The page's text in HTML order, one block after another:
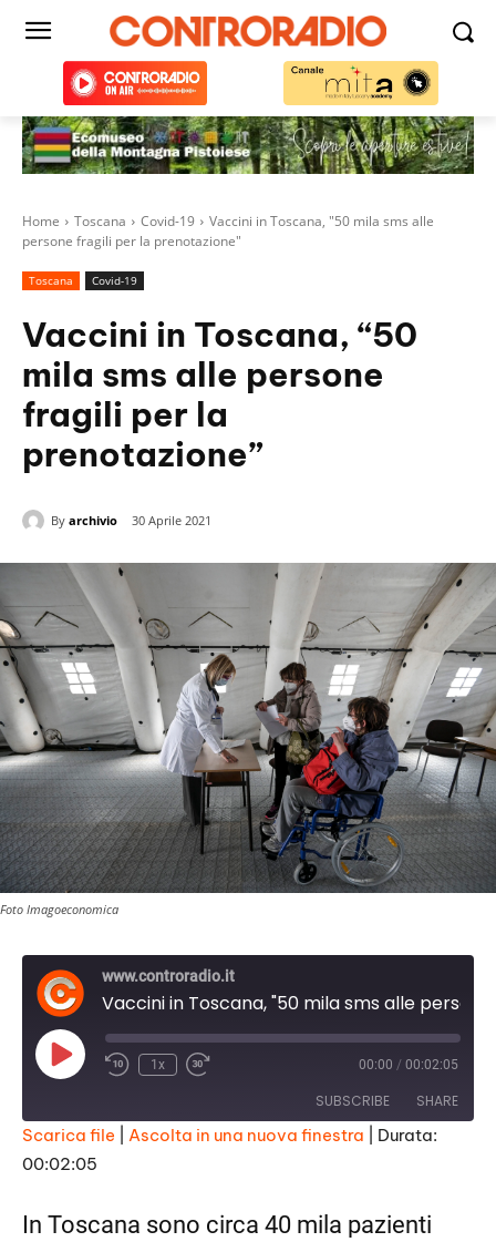
Home Toscana Covid-19
Vaccini in Toscana, "50 mila sms alle
persone fragili per la prenotazione"
Toscana Covid-19
Vaccini in Toscana, “50
mila sms alle persone
fragili per la
prenotazione”
By archivio 30 Aprile 2021
Foto Imagoeconomica
www.controradio.it
P
l
E
p
i
e
1x 00:00 / 00:02:05
SUBSCRIBE SHARE
SHARE
LINK
Scarica file Ascolta in una nuova finestra
Durata:
00:02:05
In Toscana sono circa 40 mila pazienti